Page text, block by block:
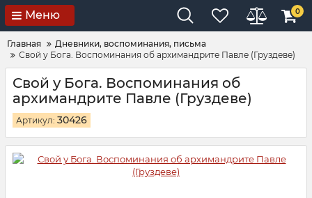
Меню 0
Главная
Дневники, воспоминания, письма
Свой у Бога. Воспоминания об архимандрите Павле (Груздеве)
Свой у Бога. Воспоминания об
архимандрите Павле (Груздеве)
Артикул: 30426